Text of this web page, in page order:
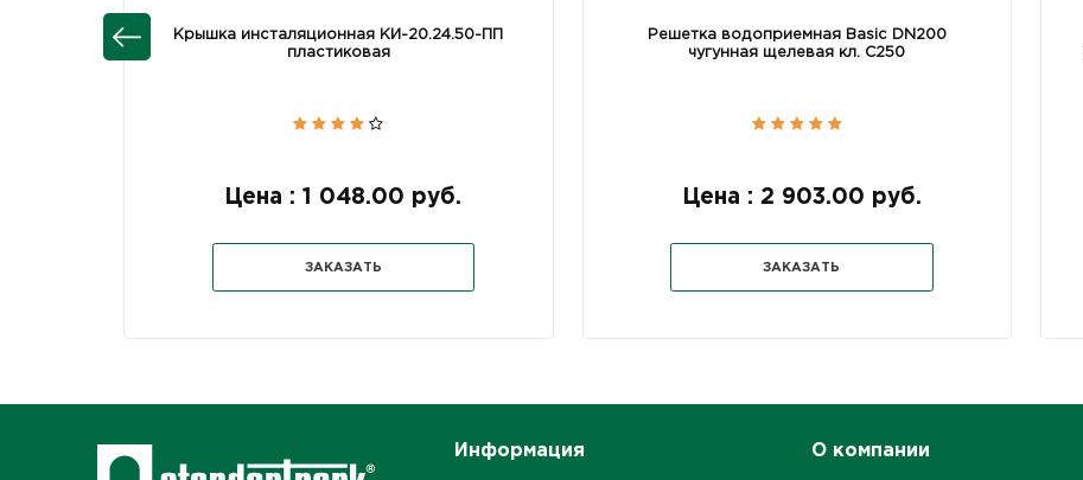
Крышка инсталяционная КИ-20.24.50-ПП
пластиковая
Цена : 1 048.00 руб.
ЗАКАЗАТЬ
Решетка водоприемная Basic DN200
чугунная щелевая кл. С250
Цена : 2 903.00 руб.
ЗАКАЗАТЬ
Информация О компании